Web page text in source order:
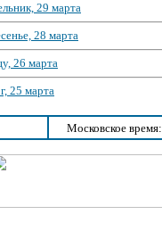
29 марта
28 марта
26 марта
25 марта
Московское время: